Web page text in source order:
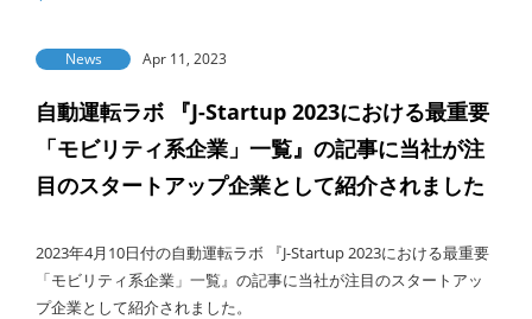
News Apr 11, 2023
自動運転ラボ 『J-Startup 2023における最重要
「モビリティ系企業」一覧』の記事に当社が注
目のスタートアップ企業として紹介されました
2023年4月10日付の自動運転ラボ 『J-Startup 2023における最重要
「モビリティ系企業」一覧』の記事に当社が注目のスタートアッ
プ企業として紹介されました。